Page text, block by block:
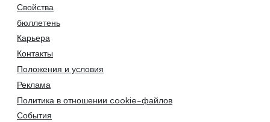
Свойства
бюллетень
Карьера
Контакты
Положения и условия
Реклама
Политика в отношении cookie-файлов
События